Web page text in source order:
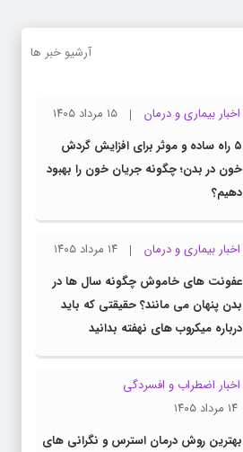
آرشیو خبر ها
اخبار بیماری و درمان
۱۵ مرداد ۱۴۰۵
۵ راه ساده و موثر برای افزایش گردش
خون در بدن؛ چگونه جریان خون را بهبود
دهیم؟
اخبار بیماری و درمان
۱۴ مرداد ۱۴۰۵
عفونت های خاموش چگونه سال ها در
بدن پنهان می مانند؟ حقیقتی که باید
درباره میکروب های نهفته بدانید
اخبار اضطراب و افسردگی
۱۴ مرداد ۱۴۰۵
بهترین روش درمان استرس و نگرانی های